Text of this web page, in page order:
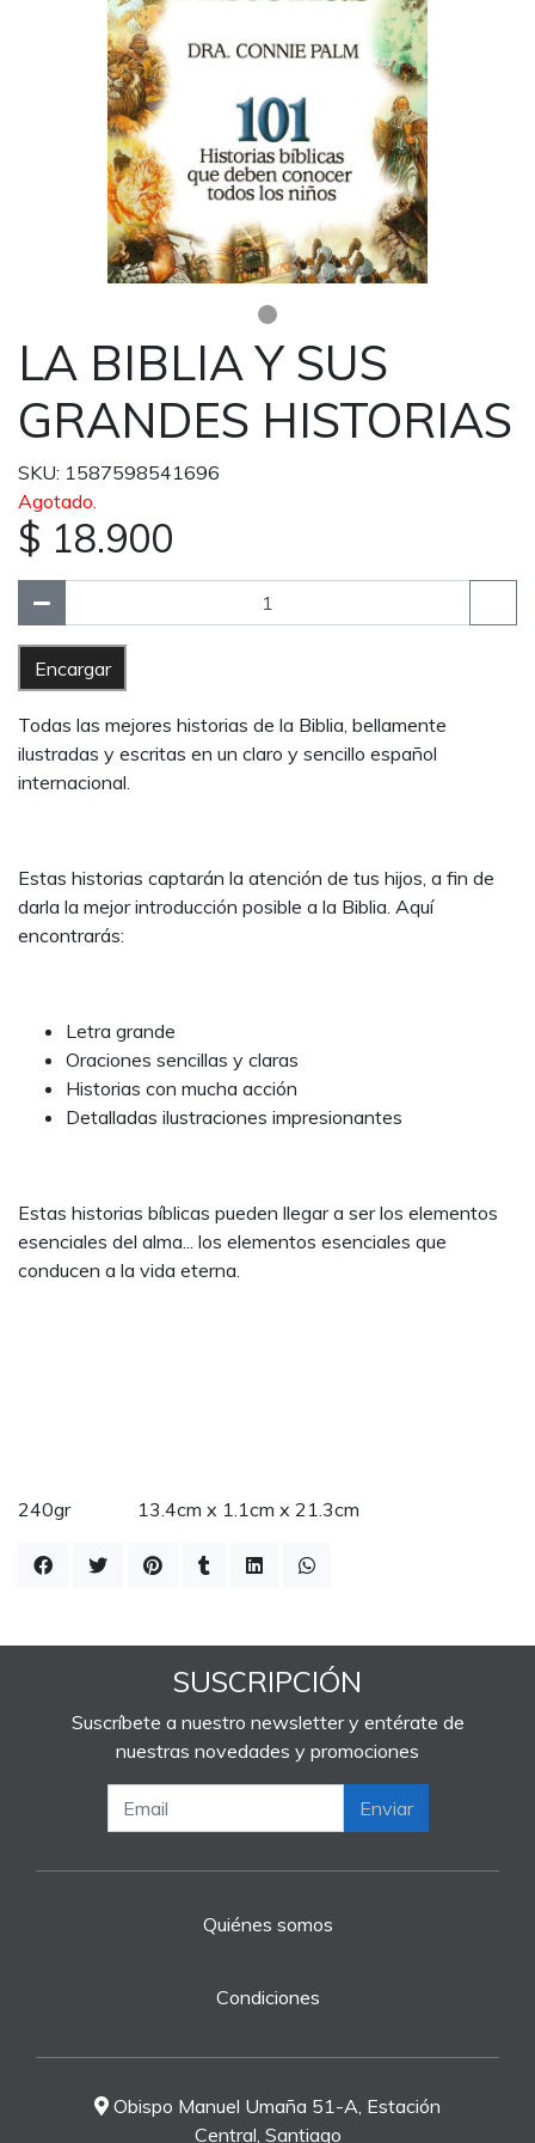
LA BIBLIA Y SUS
GRANDES HISTORIAS
SKU: 1587598541696
Agotado.
$ 18.900
Encargar
Todas las mejores historias de la Biblia, bellamente
ilustradas y escritas en un claro y sencillo español
internacional.
Estas historias captarán la atención de tus hijos, a fin de
darla la mejor introducción posible a la Biblia. Aquí
encontrarás:
Letra grande
Oraciones sencillas y claras
Historias con mucha acción
Detalladas ilustraciones impresionantes
Estas historias bíblicas pueden llegar a ser los elementos
esenciales del alma... los elementos esenciales que
conducen a la vida eterna.
240gr 13.4cm x 1.1cm x 21.3cm
SUSCRIPCIÓN
Suscríbete a nuestro newsletter y entérate de
nuestras novedades y promociones
Enviar
Quiénes somos
Condiciones
Obispo Manuel Umaña 51-A, Estación
Central, Santiago